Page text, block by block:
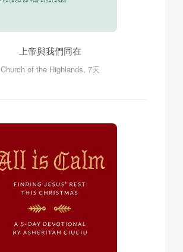
上帝與我們同在
Church of the Highlands, 7天